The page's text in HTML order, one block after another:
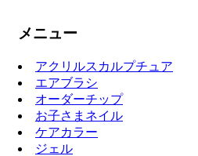
メニュー
アクリルスカルプチュア
エアブラシ
オーダーチップ
お子さまネイル
ケアカラー
ジェル